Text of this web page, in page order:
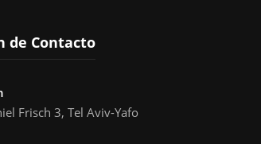
de Contacto
Frisch 3, Tel Aviv-Yafo